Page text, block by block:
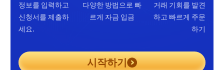
정보를 입력하고
신청서를 제출하
세요.
다양한 방법으로 빠
르게 자금 입금
거래 기회를 발견
하고 빠르게 주문
하기
시작하기